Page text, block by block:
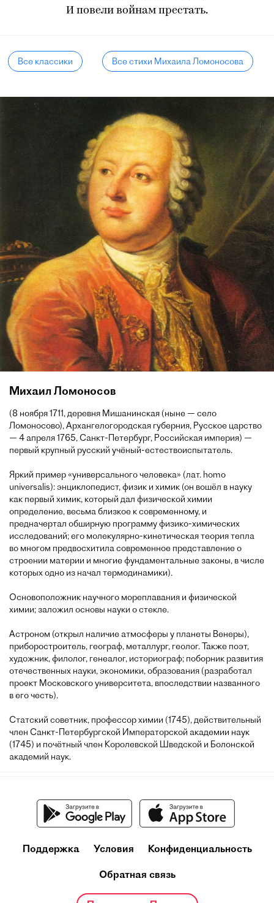
И повели войнам престать.
Все классики Все стихи Михаила Ломоносова
Михаил Ломоносов
(8 ноября 1711, деревня Мишанинская (ныне — село
Ломоносово), Архангелогородская губерния, Русское царство
— 4 апреля 1765, Санкт-Петербург, Российская империя) —
первый крупный русский учёный-естествоиспытатель.
Яркий пример «универсального человека» (лат. homo
universalis): энциклопедист, физик и химик (он вошёл в науку
как первый химик, который дал физической химии
определение, весьма близкое к современному, и
предначертал обширную программу физико-химических
исследований; его молекулярно-кинетическая теория тепла
во многом предвосхитила современное представление о
строении материи и многие фундаментальные законы, в числе
которых одно из начал термодинамики).
Основоположник научного мореплавания и физической
химии; заложил основы науки о стекле.
Астроном (открыл наличие атмосферы у планеты Венеры),
приборостроитель, географ, металлург, геолог. Также поэт,
художник, филолог, генеалог, историограф; поборник развития
отечественных науки, экономики, образования (разработал
проект Московского университета, впоследствии названного
в его честь).
Статский советник, профессор химии (1745), действительный
член Санкт-Петербургской Императорской академии наук
(1745) и почётный член Королевской Шведской и Болонской
академий наук.
Поддержка Условия Конфиденциальность
Обратная связь